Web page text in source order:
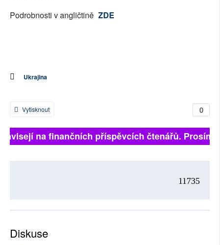
Podrobnosti v angličtině ZDE
Ukrajina
0
Vytisknout
na finančních příspěvcích čtenářů.
11735
Diskuse